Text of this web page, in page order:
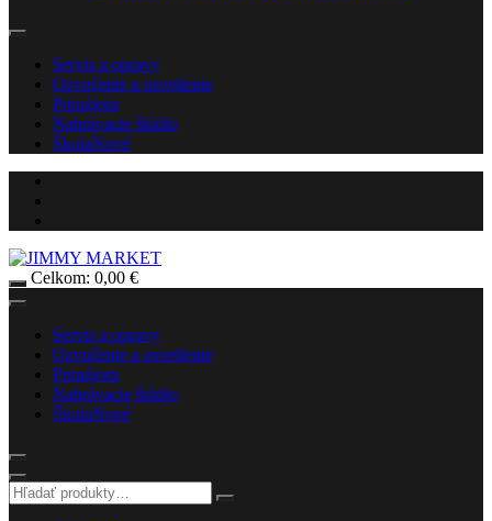
Servis a opravy
Ozvučenie a osvetlenie
Prenájom
Nahrávacie štúdio
ŠkolaNové
Celkom: 0,00 €
Servis a opravy
Ozvučenie a osvetlenie
Prenájom
Nahrávacie štúdio
ŠkolaNové